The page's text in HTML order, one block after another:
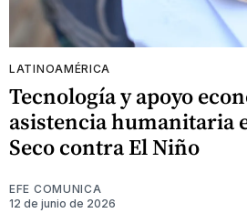
LATINOAMÉRICA
Tecnología y apoyo
asistencia humanitaria
Seco contra El Niño
EFE COMUNICA
12 de junio de 2026